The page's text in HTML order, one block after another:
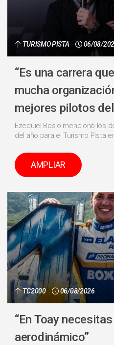
TURISMO PISTA 06/08/
“Es una carrera
mucha
mejores pilotos
Ezequiel Bosio mencionó los
del año para el Turismo Pista
AMPLIAR
TC2000 06/08/2026
“En Toay
aerodinámico”